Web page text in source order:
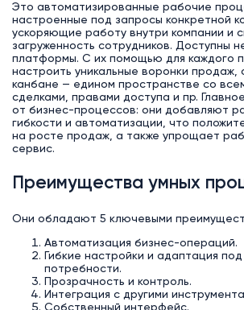
Это автоматизированные рабочие
настроенные под запросы конкретной
ускоряющие работу внутри компании и
загруженность сотрудников. Доступны
платформы. С их помощью для каждого
настроить уникальные воронки продаж,
канбане — едином пространстве со
сделками, правами доступа и пр.
от бизнес-процессов: они добавляют
гибкости и автоматизации, что
на росте продаж, а также упрощает
сервис.
Преимущества умных
Они обладают 5 ключевыми
Автоматизация бизнес-операций.
Гибкие настройки и адаптация
потребности.
Прозрачность и контроль.
Интеграция с другими
Собственный интерфейс.